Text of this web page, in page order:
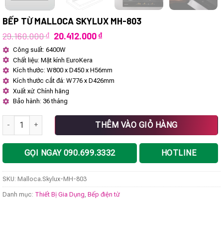
BẾP TỪ MALLOCA SKYLUX MH-803
29.160.000₫ Giá
là:
29.160.000 ₫.
20.412.000₫Giá
20.412.000 ₫.
Công suất: 6400W
Chất liệu: Mặt kính EuroKera
Kích thước: W800 x D450 x H56mm
Kích thước cắt đá: W776 x D426mm
Xuất xứ: Chính hãng
Bảo hành: 36 tháng
Bếp từ Malloca Skylux MH-803 số lượngTHÊM VÀO GIỎ HÀNG
GỌI NGAY 090.699.3332 HOTLINE
SKU: Malloca.Skylux-MH-803
Danh mục: Thiết Bị Gia Dụng Bếp điện từ